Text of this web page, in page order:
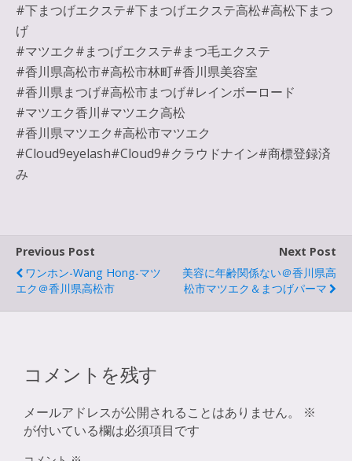
#下まつげエクステ#下まつげエクステ高松#高松下まつ
げ
#マツエク#まつげエクステ#まつ毛エクステ
#香川県高松市#高松市林町#香川県美容室
#香川県まつげ#高松市まつげ#レインボーロード
#マツエク香川#マツエク高松
#香川県マツエク#高松市マツエク
#Cloud9eyelash#Cloud9#クラウドナイン#商標登録済
み
Previous Post
ワンホン-Wang Hong-マツ
エク＠香川県高松市
Next Post
美容に年齢関係ない＠香川県高
松市マツエク＆まつげパーマ
コメントを残す
メールアドレスが公開されることはありません。
※
が付いている欄は必須項目です